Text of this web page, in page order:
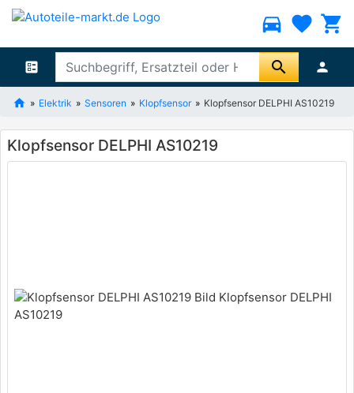
directions_car favorite shopping_cart
ballot search person
Elektrik Sensoren Klopfsensor Klopfsensor DELPHI AS10219
Klopfsensor DELPHI AS10219